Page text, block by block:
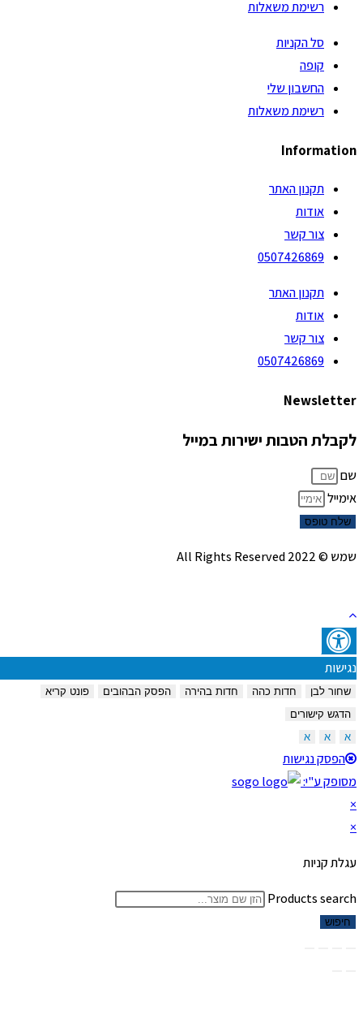
רשימת משאלות
סל הקניות
קופה
החשבון שלי
רשימת משאלות
Information
תקנון האתר
אודות
צור קשר
0507426869
תקנון האתר
אודות
צור קשר
0507426869
Newsletter
לקבלת הטבות ישירות במייל
שם
אימייל
שלח טופס
שמש © 2022 All Rights Reserved
נגישות
שחור לבן חדות כהה חדות בהירה הפסק הבהובים
פונט קריא
הדגש קישורים
הפסק נגישות
מסופק ע"י:
עגלת קניות
Products search
חיפוש